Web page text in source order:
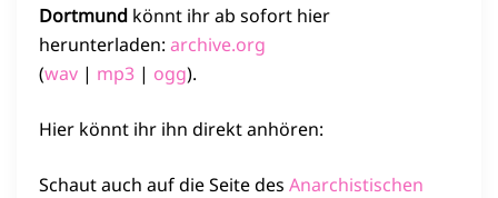
Dortmund könnt ihr ab sofort hier
herunterladen: archive.org
(wav | mp3 | ogg).
Hier könnt ihr ihn direkt anhören:
Schaut auch auf die Seite des Anarchistischen